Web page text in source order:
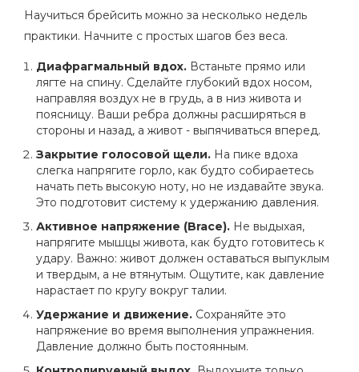
Научиться брейсить можно за несколько недель
практики. Начните с простых шагов без веса.
Диафрагмальный вдох. Встаньте прямо или
лягте на спину. Сделайте глубокий вдох носом,
направляя воздух не в грудь, а в низ живота и
поясницу. Ваши ребра должны расширяться в
стороны и назад, а живот - выпячиваться вперед.
Закрытие голосовой щели. На пике вдоха
слегка напрягите горло, как будто собираетесь
начать петь высокую ноту, но не издавайте звука.
Это подготовит систему к удержанию давления.
Активное напряжение (Brace). Не выдыхая,
напрягите мышцы живота, как будто готовитесь к
удару. Важно: живот должен оставаться выпуклым
и твердым, а не втянутым. Ощутите, как давление
нарастает по кругу вокруг талии.
Удержание и движение. Сохраняйте это
напряжение во время выполнения упражнения.
Давление должно быть постоянным.